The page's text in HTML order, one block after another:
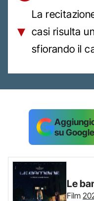
La
casi risulta
sfiorando il
su Google
Le
Film